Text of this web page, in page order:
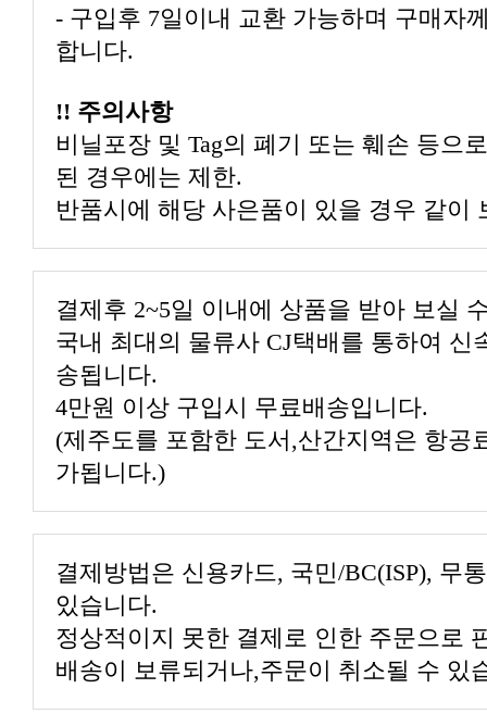
- 구입후 7일이내 교환 가능하며 구매자
합니다.
!! 주의사항
비닐포장 및 Tag의 폐기 또는 훼손 등으
된 경우에는 제한.
반품시에 해당 사은품이 있을 경우 같이
결제후 2~5일 이내에 상품을 받아 보실
국내 최대의 물류사 CJ택배를 통하여 신
송됩니다.
4만원 이상 구입시 무료배송입니다.
(제주도를 포함한 도서,산간지역은 항공
가됩니다.)
결제방법은 신용카드, 국민/BC(ISP), 무
있습니다.
정상적이지 못한 결제로 인한 주문으로
배송이 보류되거나,주문이 취소될 수 있